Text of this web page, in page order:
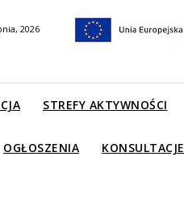
2026
STREFY AKTYWNOŚCI
OGŁOSZENIA KONSULTACJE